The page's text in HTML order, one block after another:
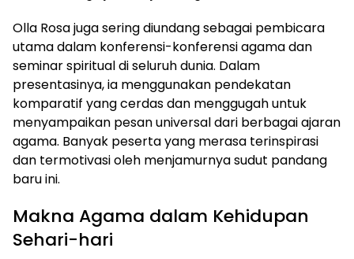
Olla Rosa juga sering diundang sebagai pembicara
utama dalam konferensi-konferensi agama dan
seminar spiritual di seluruh dunia. Dalam
presentasinya, ia menggunakan pendekatan
komparatif yang cerdas dan menggugah untuk
menyampaikan pesan universal dari berbagai ajaran
agama. Banyak peserta yang merasa terinspirasi
dan termotivasi oleh menjamurnya sudut pandang
baru ini.
Makna Agama dalam Kehidupan
Sehari-hari